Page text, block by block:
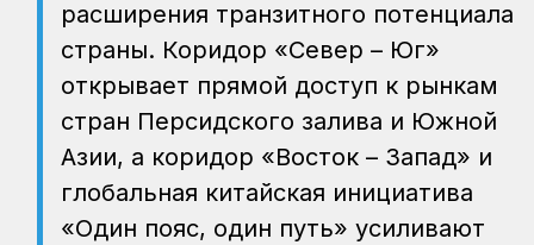
расширения транзитного потенциала
страны. Коридор «Север – Юг»
открывает прямой доступ к рынкам
стран Персидского залива и Южной
Азии, а коридор «Восток – Запад» и
глобальная китайская инициатива
«Один пояс, один путь» усиливают